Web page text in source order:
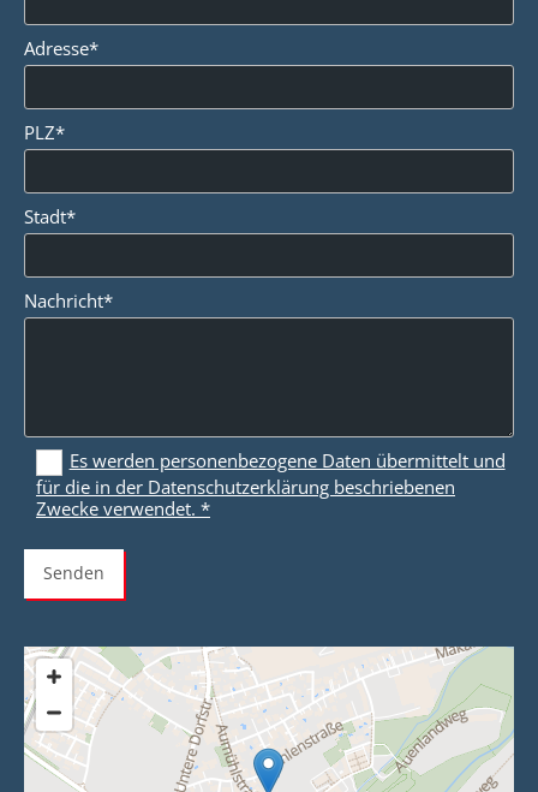
Adresse*
PLZ*
Stadt*
Nachricht*
Es werden personenbezogene Daten übermittelt und
für die in der Datenschutzerklärung beschriebenen
Zwecke verwendet. *